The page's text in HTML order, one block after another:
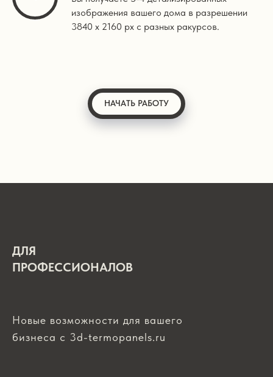
изображения вашего дома в разрешении
3840 х 2160 px с разных ракурсов.
НАЧАТЬ РАБОТУ
ДЛЯ
ПРОФЕССИОНАЛОВ
Новые возможности для вашего
бизнеса с 3d-termopanels.ru